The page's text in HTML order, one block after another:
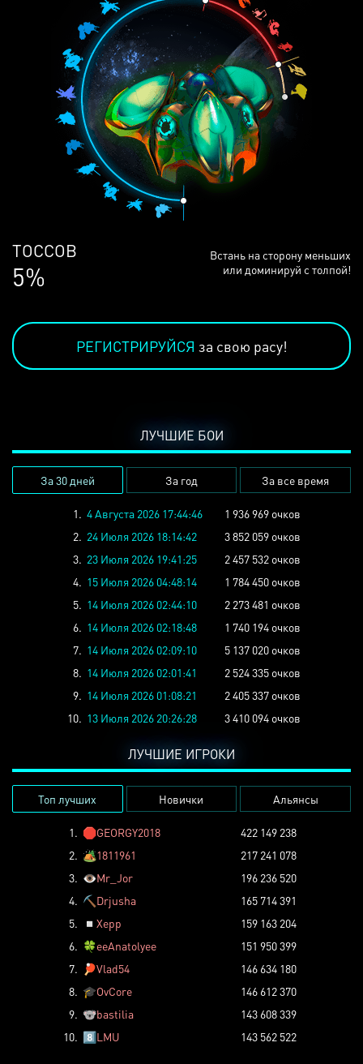
ЛЮДЕЙ
68%
Встань на сторону меньших
или доминируй с толпой!
РЕГИСТРИРУЙСЯ за свою расу!
ЛУЧШИЕ БОИ
За 30 дней За год За все время
1. 4 Августа 2026 17:44:46
1 936 969 очков
2. 24 Июля 2026 18:14:42
3 852 059 очков
3. 23 Июля 2026 19:41:25
2 457 532 очков
4. 15 Июля 2026 04:48:14
1 784 450 очков
5. 14 Июля 2026 02:44:10
2 273 481 очков
6. 14 Июля 2026 02:18:48
1 740 194 очков
7. 14 Июля 2026 02:09:10
5 137 020 очков
8. 14 Июля 2026 02:01:41
2 524 335 очков
9. 14 Июля 2026 01:08:21
2 405 337 очков
10. 13 Июля 2026 20:26:28 3 410 094 очков
ЛУЧШИЕ ИГРОКИ
Топ лучших Новички Альянсы
1. 🛑GEORGY2018
422 149 238
2. 🏕️1811961
217 241 078
3. 👁️Mr_Jor
196 236 520
4. ⛏️ Drjusha
165 714 391
5.
◽ Xepp
159 163 204
6. 🍀eeAnatolyee
151 950 399
7.
🏓Vlad54
146 634 180
8. 🎓OvCore
146 612 370
9. 🐨bastilia
143 608 339
10. 8️⃣LMU 143 562 522